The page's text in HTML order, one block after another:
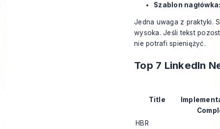
Szablon
Jedna uwaga z praktyki.
wysoka. Jeśli tekst
nie potrafi spieniężyć.
Top 7 LinkedIn
Title
HBR